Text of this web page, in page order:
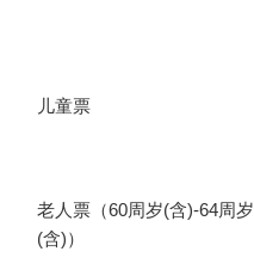
儿童票
老人票（60周岁(含)-64周岁
(含)）